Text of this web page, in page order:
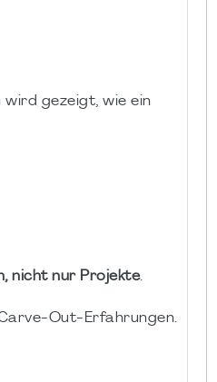
wird gezeigt, wie ein
nicht nur Projekte.
Out-Erfahrungen.